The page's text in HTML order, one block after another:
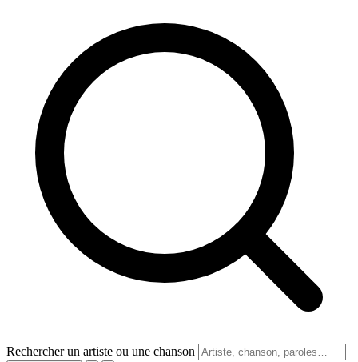
Rechercher un artiste ou une chanson